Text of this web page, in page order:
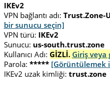
IKEv2
VPN bağlantı adı: Trust.Zone-
bir sunucu seçin]
VPN türü: IKEv2
Sunucu: us-south.trust.zone
Kullanıcı Adı: GİZLİ. Giriş
Parola: ***** [Görüntülemek
IKEv2 uzak kimliği: trust.zone